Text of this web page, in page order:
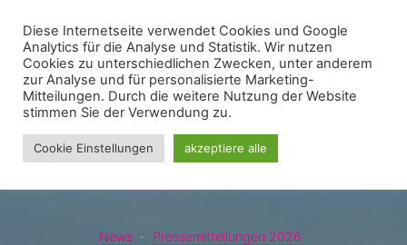
Inhalt
springen
WIR FÜR UNNA - FRAKTION
News Pressemitteilungen 2026
Diese Internetseite verwendet Cookies und Google
Analytics für die Analyse und Statistik. Wir nutzen
Cookies zu unterschiedlichen Zwecken, unter anderem
zur Analyse und für personalisierte Marketing-
Mitteilungen. Durch die weitere Nutzung der Website
stimmen Sie der Verwendung zu.
Cookie Einstellungen akzeptiere alle